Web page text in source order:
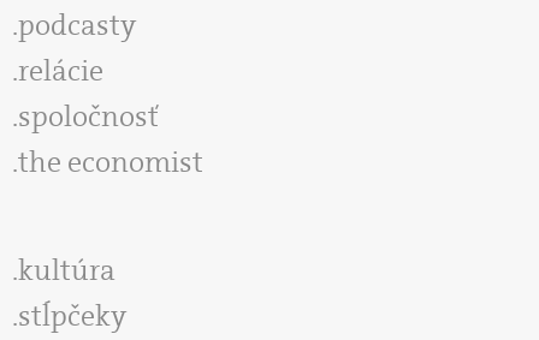
podcasty
relácie
spoločnosť
the economist
kultúra
stĺpčeky